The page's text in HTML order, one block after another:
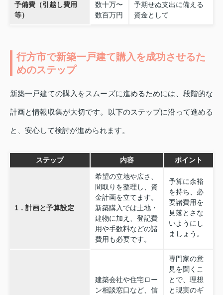
予備費（引越し費用
等）
数十万〜
数百万円
予期せぬ支出に備える
資金として
行方市で新築一戸建て購入を成功させるた
めのステップ
新築一戸建ての購入をスムーズに進めるためには、段階的な
計画と情報収集が大切です。以下のステップに沿って進める
と、安心して検討が進められます。
ステップ 内容 ポイント
1．計画と予算設定
希望の立地や広さ、
間取りを整理し、資
金計画を立てます。
新築購入では土地・
建物に加え、登記費
用や手数料などの諸
費用も必要です。
予算に余裕
を持ち、必
要諸費用を
見落とさな
いようにし
ましょう。
建築会社や住宅ロー
ン相談窓口など、信
専門家の意
見を聞くこ
とで、理想
と現実のギ